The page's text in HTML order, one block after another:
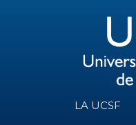
LA UCSF